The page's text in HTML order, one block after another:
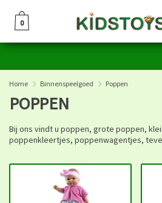
0
0
Home Binnenspeelgoed Poppen
POPPEN
Bij ons vindt u poppen, grote poppen,
poppenkleertjes, poppenwagentjes,